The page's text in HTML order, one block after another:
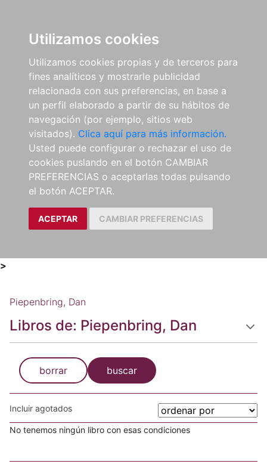
Utilizamos cookies
Utilizamos cookies propias y de terceros para
fines analíticos y mostrarle publicidad
relacionada con sus preferencias, en base a
un perfil elaborado a partir de su hábitos de
navegación (por ejemplo, sitios web
visitados). Clica aquí para más información.
Usted puede configurar o rechazar el uso de
cookies puslando en el botón CAMBIAR
PREFERENCIAS o aceptarlas todas pulsando
el botón ACEPTAR.
ACEPTAR CAMBIAR PREFERENCIAS
>
Piepenbring, Dan
Libros de: Piepenbring, Dan
borrar buscar
Incluir agotados
No tenemos ningún libro con esas condiciones